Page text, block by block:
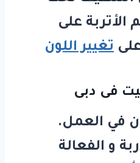
الأتربة على
تغيير اللون
فى دبى
في العمل.
و الفعالة